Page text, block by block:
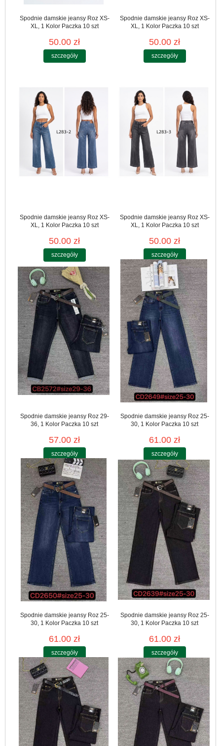
Spodnie damskie jeansy Roz XS-
XL, 1 Kolor Paczka 10 szt
50.00 zł
szczegóły
Spodnie damskie jeansy Roz XS-
XL, 1 Kolor Paczka 10 szt
50.00 zł
szczegóły
Spodnie damskie jeansy Roz XS-
XL, 1 Kolor Paczka 10 szt
50.00 zł
szczegóły
Spodnie damskie jeansy Roz XS-
XL, 1 Kolor Paczka 10 szt
50.00 zł
szczegóły
Spodnie damskie jeansy Roz 29-
36, 1 Kolor Paczka 10 szt
57.00 zł
szczegóły
Spodnie damskie jeansy Roz 25-
30, 1 Kolor Paczka 10 szt
61.00 zł
szczegóły
Spodnie damskie jeansy Roz 25-
30, 1 Kolor Paczka 10 szt
61.00 zł
szczegóły
Spodnie damskie jeansy Roz 25-
30, 1 Kolor Paczka 10 szt
61.00 zł
szczegóły